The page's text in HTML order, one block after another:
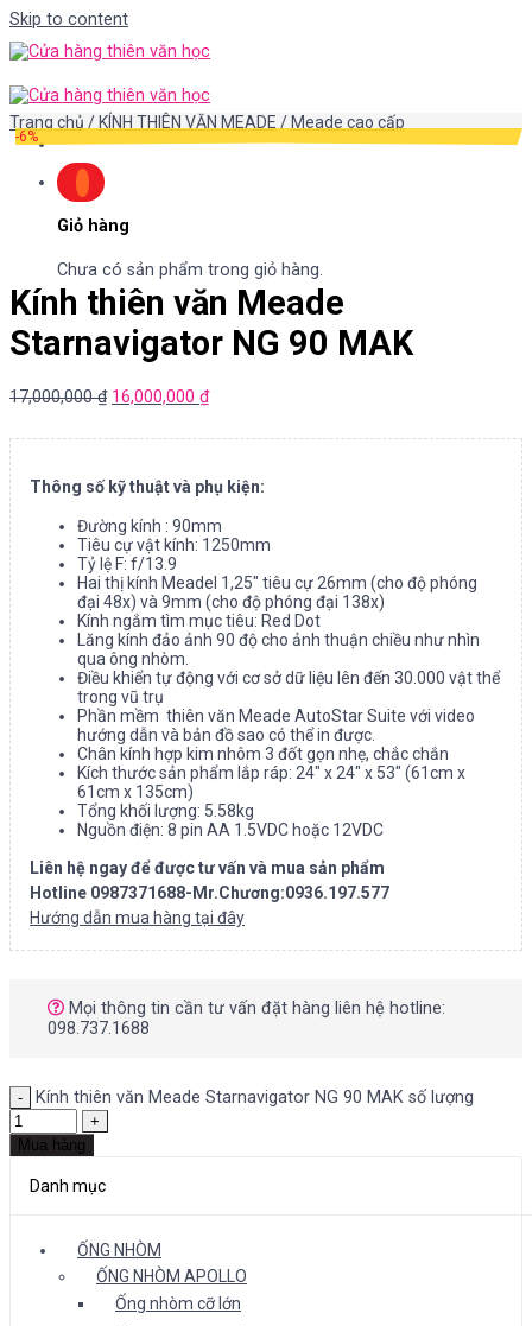
Skip to content
Giỏ hàng
Chưa có sản phẩm trong giỏ hàng.
Trang chủ / KÍNH THIÊN VĂN MEADE / Meade cao cấp
-6%
Kính thiên văn Meade
Starnavigator NG 90 MAK
17,000,000₫ 16,000,000 ₫
Thông số kỹ thuật và phụ kiện:
Đường kính : 90mm
Tiêu cự vật kính: 1250mm
Tỷ lệ F: f/13.9
Hai thị kính Meadel 1,25″ tiêu cự 26mm (cho độ phóng
đại 48x) và 9mm (cho độ phóng đại 138x)
Kính ngắm tìm mục tiêu: Red Dot
Lăng kính đảo ảnh 90 độ cho ảnh thuận chiều như nhìn
qua ông nhòm.
Điều khiển tự động với cơ sở dữ liệu lên đến 30.000 vật thể
trong vũ trụ
Phần mềm thiên văn Meade AutoStar Suite với video
hướng dẫn và bản đồ sao có thể in được.
Chân kính hợp kim nhôm 3 đốt gọn nhẹ, chắc chắn
Kích thước sản phẩm lắp ráp: 24″ x 24″ x 53″ (61cm x
61cm x 135cm)
Tổng khối lượng: 5.58kg
Nguồn điện: 8 pin AA 1.5VDC hoặc 12VDC
Liên hệ ngay để được tư vấn và mua sản phẩm
Hotline 0987371688-Mr.Chương:0936.197.577
Hướng dẫn mua hàng tại đây
Mọi thông tin cần tư vấn đặt hàng liên hệ hotline:
098.737.1688
Kính thiên văn Meade Starnavigator NG 90 MAK số lượng
Mua hàng
Danh mục
ỐNG NHÒM
ỐNG NHÒM APOLLO
Ống nhòm cỡ lớn